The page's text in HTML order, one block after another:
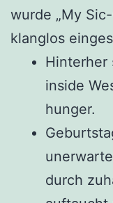
wurde „My
klanglos
Hinterher
inside
hunger.
durch